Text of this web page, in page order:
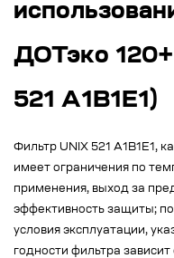
ДОТэко
521 A1B1E1)
Фильтр UNIX 521 A1B1E1,
имеет ограничения по
применения, выход за
эффективность защиты;
условия эксплуатации,
годности фильтра